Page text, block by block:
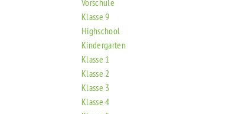
Vorschule
Klasse 9
Highschool
Kindergarten
Klasse 1
Klasse 2
Klasse 3
Klasse 4